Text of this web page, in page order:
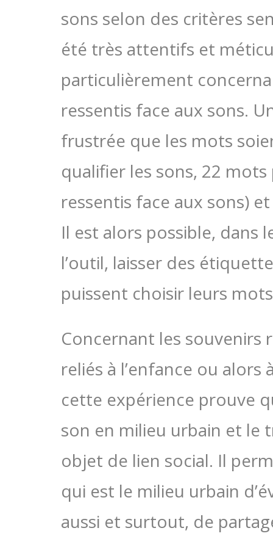
sons selon des critères
été très attentifs et
particulièrement
ressentis face aux sons.
frustrée que les mots
qualifier les sons, 22
ressentis face aux sons)
Il est alors possible, dans
l’outil, laisser des
puissent choisir leurs
Concernant les souvenirs
reliés à l’enfance ou
cette expérience prouve
son en milieu urbain et le
objet de lien social. Il
qui est le milieu urbain
aussi et surtout, de